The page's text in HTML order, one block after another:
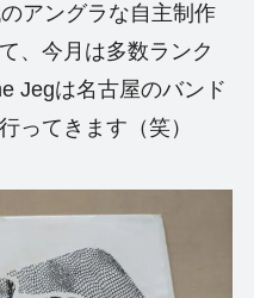
アングラな自主制作
、今月は多数ランク
Jegは名古屋のバンド
ってきます（笑）